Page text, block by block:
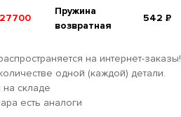
Пружина
возвратная
542 Р
на интернет-заказы!
одной (каждой) детали.
на складе
есть аналоги